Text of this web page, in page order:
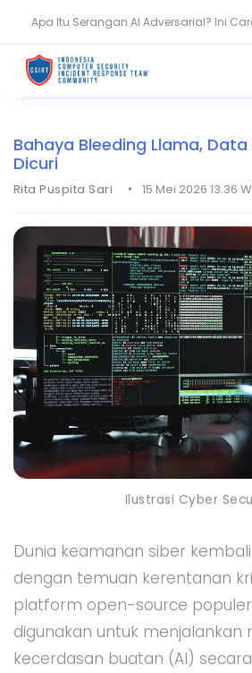
Apa Itu Serangan AI Adversarial? Ini
Waspada! Malware Disembunyikan di
Bahaya Bleeding Llama,
Dicuri
Rita Puspita Sari • 15 Mei 2026 13.36
Ilustrasi Cyber
Dunia keamanan siber
dengan temuan kerentanan
platform open-source
digunakan untuk menjalankan
kecerdasan buatan (AI)